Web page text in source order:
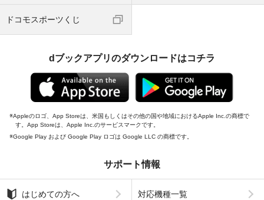
ドコモスポーツくじ
dブックアプリのダウンロードはコチラ
Appleのロゴ、App Storeは、米国もしくはその他の国や地域におけるApple Inc.の商標で
す。App Storeは、Apple Inc.のサービスマークです。
Google Play および Google Play ロゴは Google LLC の商標です。
サポート情報
はじめての方へ 対応機種一覧